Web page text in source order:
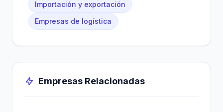
Importación y exportación
Empresas de logística
Empresas Relacionadas